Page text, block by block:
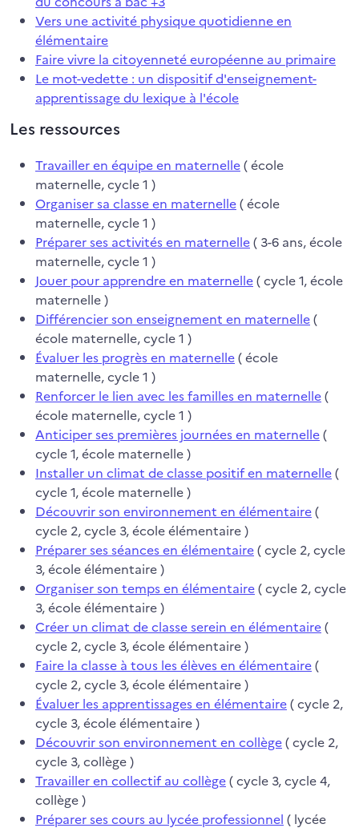
Vers une activité physique quotidienne en
élémentaire
Faire vivre la citoyenneté européenne au primaire
Le mot-vedette : un dispositif d'enseignement-
apprentissage du lexique à l'école
Les ressources
Travailler en équipe en maternelle( école
maternelle, cycle 1 )
Organiser sa classe en maternelle( école
maternelle, cycle 1 )
Préparer ses activités en maternelle( 3-6 ans, école
maternelle, cycle 1 )
Jouer pour apprendre en maternelle( cycle 1, école
maternelle )
Différencier son enseignement en maternelle(
école maternelle, cycle 1 )
Évaluer les progrès en maternelle( école
maternelle, cycle 1 )
Renforcer le lien avec les familles en maternelle(
école maternelle, cycle 1 )
Anticiper ses premières journées en maternelle(
cycle 1, école maternelle )
Installer un climat de classe positif en maternelle(
cycle 1, école maternelle )
Découvrir son environnement en élémentaire(
cycle 2, cycle 3, école élémentaire )
Préparer ses séances en élémentaire( cycle 2, cycle
3, école élémentaire )
Organiser son temps en élémentaire( cycle 2, cycle
3, école élémentaire )
Créer un climat de classe serein en élémentaire(
cycle 2, cycle 3, école élémentaire )
Faire la classe à tous les élèves en élémentaire(
cycle 2, cycle 3, école élémentaire )
Évaluer les apprentissages en élémentaire( cycle 2,
cycle 3, école élémentaire )
Découvrir son environnement en collège( cycle 2,
cycle 3, collège )
Travailler en collectif au collège( cycle 3, cycle 4,
collège )
Préparer ses cours au lycée professionnel ( lycée